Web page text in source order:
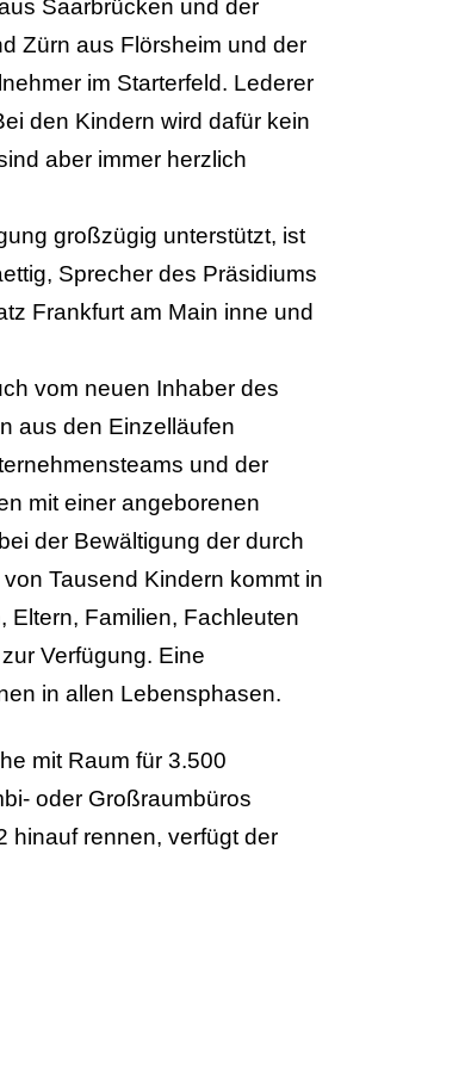
Saarbrücken und der
Zürn aus Flörsheim und der
im Starterfeld. Lederer
den Kindern wird dafür kein
aber immer herzlich
großzügig unterstützt, ist
Sprecher des Präsidiums
Frankfurt am Main inne und
vom neuen Inhaber des
aus den Einzelläufen
und der
mit einer angeborenen
der Bewältigung der durch
Tausend Kindern kommt in
Eltern, Familien, Fachleuten
Verfügung. Eine
in allen Lebensphasen.
mit Raum für 3.500
oder Großraumbüros
hinauf rennen, verfügt der